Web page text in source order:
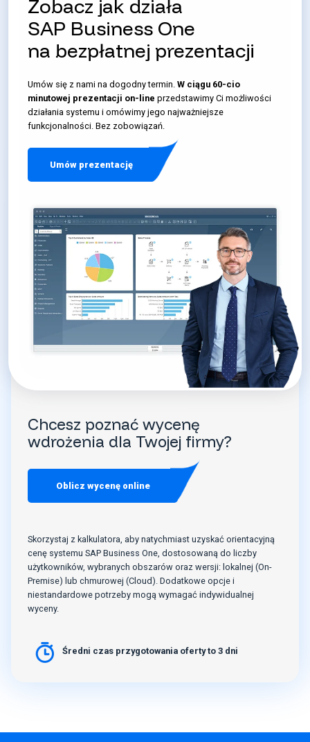
Zobacz jak działa
SAP Business One
na bezpłatnej prezentacji
Umów się z nami na dogodny termin. W ciągu 60-cio
minutowej prezentacji on-line przedstawimy Ci możliwości
działania systemu i omówimy jego najważniejsze
funkcjonalności. Bez zobowiązań.
Umów prezentację
Chcesz poznać wycenę
wdrożenia dla Twojej firmy?
Oblicz wycenę online
Skorzystaj z kalkulatora, aby natychmiast uzyskać orientacyjną
cenę systemu SAP Business One, dostosowaną do liczby
użytkowników, wybranych obszarów oraz wersji: lokalnej (On-
Premise) lub chmurowej (Cloud). Dodatkowe opcje i
niestandardowe potrzeby mogą wymagać indywidualnej
wyceny.
Średni czas przygotowania oferty to 3 dni